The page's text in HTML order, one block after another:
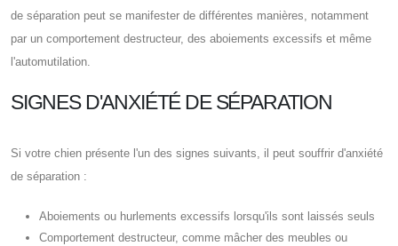
de séparation peut se manifester de différentes manières, notamment
par un comportement destructeur, des aboiements excessifs et même
l'automutilation.
SIGNES D'ANXIÉTÉ DE SÉPARATION
Si votre chien présente l'un des signes suivants, il peut souffrir d'anxiété
de séparation :
Aboiements ou hurlements excessifs lorsqu'ils sont laissés seuls
Comportement destructeur, comme mâcher des meubles ou